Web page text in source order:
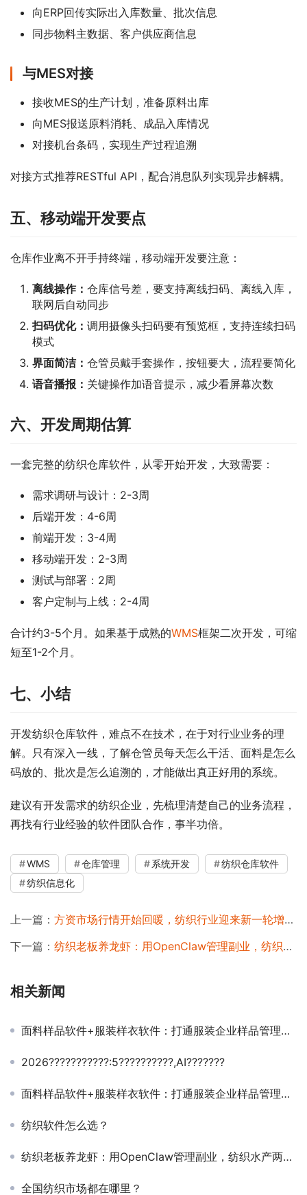
向ERP回传实际出入库数量、批次信息
同步物料主数据、客户供应商信息
与MES对接
接收MES的生产计划，准备原料出库
向MES报送原料消耗、成品入库情况
对接机台条码，实现生产过程追溯
对接方式推荐RESTful API，配合消息队列实现异步解耦。
五、移动端开发要点
仓库作业离不开手持终端，移动端开发要注意：
离线操作： 仓库信号差，要支持离线扫码、离线入库，
联网后自动同步
扫码优化： 调用摄像头扫码要有预览框，支持连续扫码
模式
界面简洁： 仓管员戴手套操作，按钮要大，流程要简化
语音播报： 关键操作加语音提示，减少看屏幕次数
六、开发周期估算
一套完整的纺织仓库软件，从零开始开发，大致需要：
需求调研与设计：2-3周
后端开发：4-6周
前端开发：3-4周
移动端开发：2-3周
测试与部署：2周
客户定制与上线：2-4周
合计约3-5个月。如果基于成熟的WMS框架二次开发，可缩
短至1-2个月。
七、小结
开发纺织仓库软件，难点不在技术，在于对行业业务的理
解。只有深入一线，了解仓管员每天怎么干活、面料是怎么
码放的、批次是怎么追溯的，才能做出真正好用的系统。
建议有开发需求的纺织企业，先梳理清楚自己的业务流程，
再找有行业经验的软件团队合作，事半功倍。
WMS 仓库管理 系统开发
纺织仓库软件
纺织信息化
上一篇： 方资市场行情开始回暖，纺织行业迎来新一轮增长周期
下一篇： 纺织老板养龙虾：用OpenClaw管理副业，纺织水产两不误
相关新闻
面料样品软件+服装样衣软件：打通服装企业样品管理全链路
2026???????????:5??????????,AI???????
面料样品软件+服装样衣软件：打通服装企业样品管理全链路
纺织软件怎么选？
纺织老板养龙虾：用OpenClaw管理副业，纺织水产两不误
全国纺织市场都在哪里？